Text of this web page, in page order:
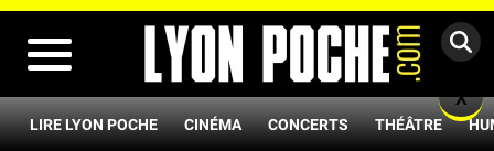
LIRE LYON POCHE CINÉMA CONCERTS THÉÂTRE
X